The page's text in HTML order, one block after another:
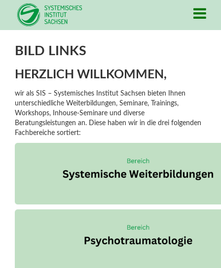
BILD LINKS
HERZLICH WILLKOMMEN,
wir als SIS – Systemisches Institut Sachsen bieten Ihnen
unterschiedliche Weiterbildungen, Seminare, Trainings,
Workshops, Inhouse-Seminare und diverse
Beratungsleistungen an. Diese haben wir in die drei folgenden
Fachbereiche sortiert: